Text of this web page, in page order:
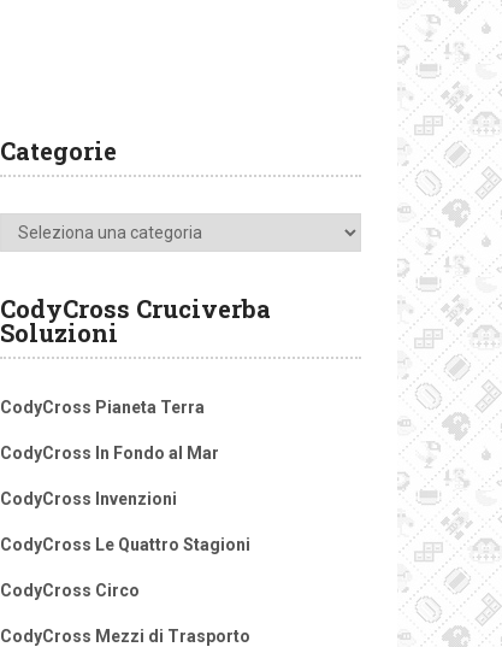
Categorie
Categorie
CodyCross Cruciverba
Soluzioni
CodyCross Pianeta Terra
CodyCross In Fondo al Mar
CodyCross Invenzioni
CodyCross Le Quattro Stagioni
CodyCross Circo
CodyCross Mezzi di Trasporto